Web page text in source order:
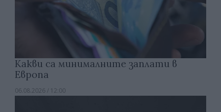
Какви са минималните заплати в
Европа
06.08.2026 / 12:00